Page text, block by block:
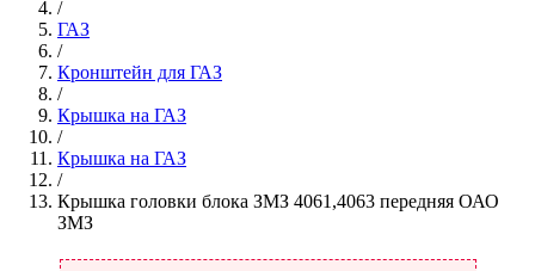
/
ГАЗ
/
Кронштейн для ГАЗ
/
Крышка на ГАЗ
/
Крышка на ГАЗ
/
Крышка головки блока ЗМЗ 4061,4063 передняя ОАО
ЗМЗ